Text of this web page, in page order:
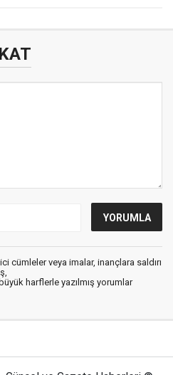
cümleler veya imalar, inançlara saldırı
harflerle yazılmış yorumlar